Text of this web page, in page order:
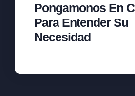
Pongamonos En
Para Entender Su
Necesidad